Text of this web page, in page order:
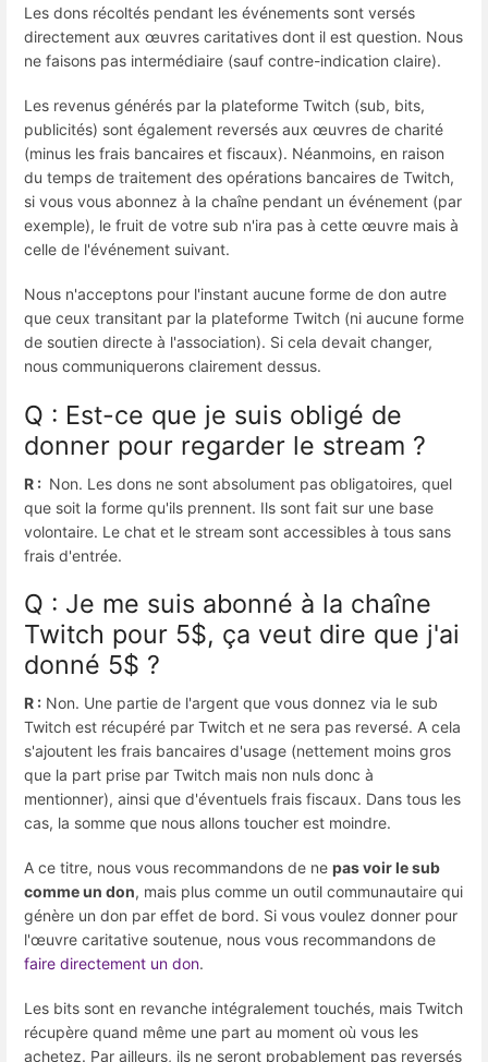
Les dons récoltés pendant les événements sont versés
directement aux œuvres caritatives dont il est question. Nous
ne faisons pas intermédiaire (sauf contre-indication claire).
Les revenus générés par la plateforme Twitch (sub, bits,
publicités) sont également reversés aux œuvres de charité
(minus les frais bancaires et fiscaux). Néanmoins, en raison
du temps de traitement des opérations bancaires de Twitch,
si vous vous abonnez à la chaîne pendant un événement (par
exemple), le fruit de votre sub n'ira pas à cette œuvre mais à
celle de l'événement suivant.
Nous n'acceptons pour l'instant aucune forme de don autre
que ceux transitant par la plateforme Twitch (ni aucune forme
de soutien directe à l'association). Si cela devait changer,
nous communiquerons clairement dessus.
Q : Est-ce que je suis obligé de
donner pour regarder le stream ?
R : Non. Les dons ne sont absolument pas obligatoires, quel
que soit la forme qu'ils prennent. Ils sont fait sur une base
volontaire. Le chat et le stream sont accessibles à tous sans
frais d'entrée.
Q : Je me suis abonné à la chaîne
Twitch pour 5$, ça veut dire que j'ai
donné 5$ ?
R : Non. Une partie de l'argent que vous donnez via le sub
Twitch est récupéré par Twitch et ne sera pas reversé. A cela
s'ajoutent les frais bancaires d'usage (nettement moins gros
que la part prise par Twitch mais non nuls donc à
mentionner), ainsi que d'éventuels frais fiscaux. Dans tous les
cas, la somme que nous allons toucher est moindre.
A ce titre, nous vous recommandons de ne pas voir le sub
comme un don, mais plus comme un outil communautaire qui
génère un don par effet de bord. Si vous voulez donner pour
l'œuvre caritative soutenue, nous vous recommandons de
faire directement un don.
Les bits sont en revanche intégralement touchés, mais Twitch
récupère quand même une part au moment où vous les
achetez. Par ailleurs, ils ne seront probablement pas reversés